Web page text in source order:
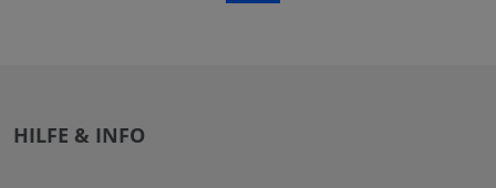
HILFE & INFO